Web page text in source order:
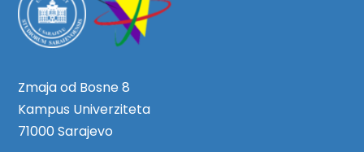
Zmaja od Bosne 8
Kampus Univerziteta
71000 Sarajevo